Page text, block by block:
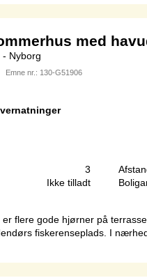
med
- Nyborg
Emne nr.: 130-G51906
3
Ikke tilladt
flere gode hjørner på
fiskerenseplads. I